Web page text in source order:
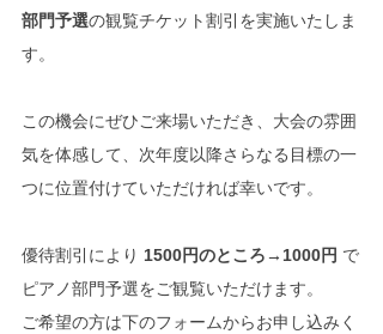
部門予選の観覧チケット割引を実施いたしま
す。
この機会にぜひご来場いただき、大会の雰囲
気を体感して、次年度以降さらなる目標の一
つに位置付けていただければ幸いです。
優待割引により 1500円のところ→1000円 で
ピアノ部門予選をご観覧いただけます。
ご希望の方は下のフォームからお申し込みく